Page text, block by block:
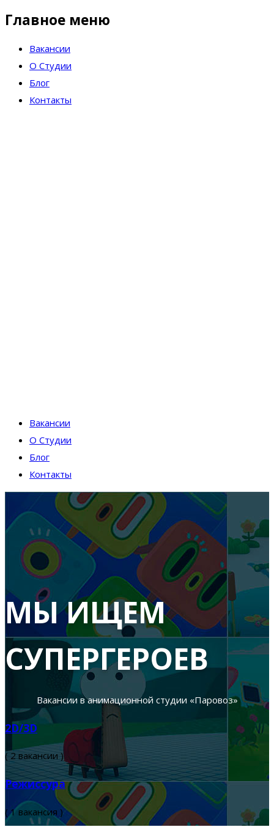
Главное меню
Вакансии
О Студии
Блог
Контакты
Вакансии
О Студии
Блог
Контакты
МЫ ИЩЕМ
СУПЕРГЕРОЕВ
Вакансии в анимационной студии «Паровоз»
2D/3D
( 2 вакансии )
Режиссура
( 1 вакансия )